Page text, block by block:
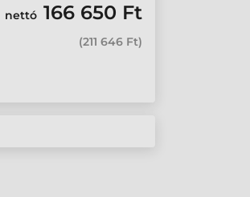
nettó 166 650 Ft
(211 646 Ft)